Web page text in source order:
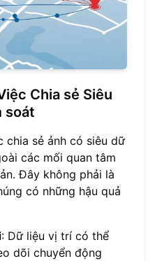
Chia sẻ Siêu
soát
chia sẻ ảnh có siêu dữ
các mối quan tâm
Đây không phải là
có những hậu quả
: Dữ liệu vị trí có thể
dõi chuyển động